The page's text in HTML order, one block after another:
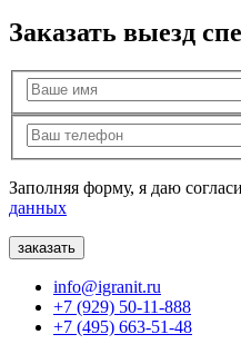
Заказать выезд
Заполняя форму, я даю
данных
info@igranit.ru
+7 (929) 50-11-888
+7 (495) 663-51-48